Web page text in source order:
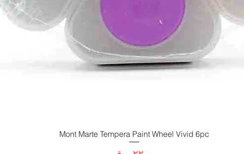
العرض السريع
Mont Marte Tempera Paint Wheel Vivid 6pc